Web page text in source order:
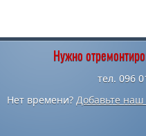
Нужно
тел. 096
Нет времени? Добавьте наш